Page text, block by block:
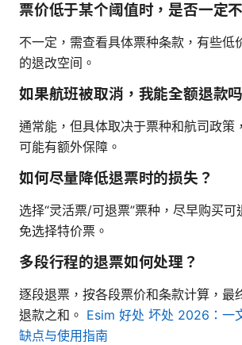
票价低于某个阈值时，是否一定
不一定，需查看具体票种条款，有些低
的退改空间。
如果航班被取消，我能全额退款
通常能，但具体取决于票种和航司政策
可能有额外保障。
如何尽量降低退票时的损失？
选择“灵活票/可退票”票种，尽早购买可
免选择特价票。
多段行程的退票如何处理？
逐段退票，按各段票价和条款计算，最
退款之和。 Esim 好处 坏处 2026：一
缺点与使用指南